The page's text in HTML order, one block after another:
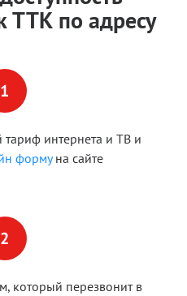
ТТК по адресу
интернета и ТВ и
формуна сайте
который перезвонит в